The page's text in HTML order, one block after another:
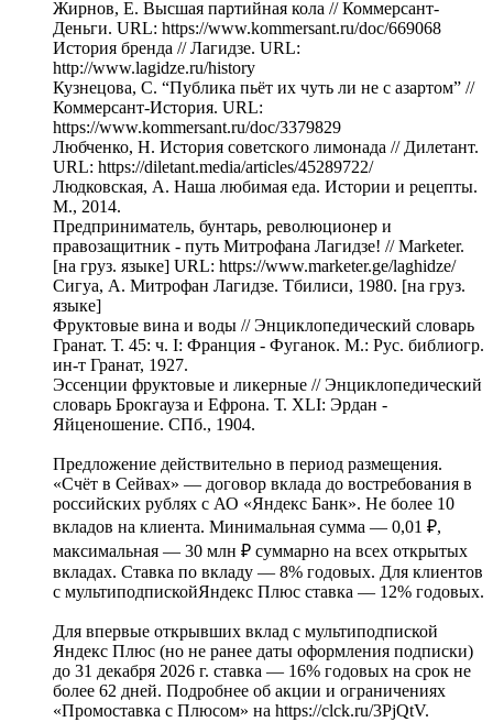
Жирнов, Е. Высшая партийная кола // Коммерсант-
Деньги. URL: https://www.kommersant.ru/doc/669068
История бренда // Лагидзе. URL:
http://www.lagidze.ru/history
Кузнецова, С. “Публика пьёт их чуть ли не с азартом” //
Коммерсант-История. URL:
https://www.kommersant.ru/doc/3379829
Любченко, Н. История советского лимонада // Дилетант.
URL: https://diletant.media/articles/45289722/
Людковская, А. Наша любимая еда. Истории и рецепты.
М., 2014.
Предприниматель, бунтарь, революционер и
правозащитник - путь Митрофана Лагидзе! // Marketer.
[на груз. языке] URL: https://www.marketer.ge/laghidze/
Сигуа, А. Митрофан Лагидзе. Тбилиси, 1980. [на груз.
языке]
Фруктовые вина и воды // Энциклопедический словарь
Гранат. Т. 45: ч. I: Франция - Фуганок. М.: Рус. библиогр.
ин-т Гранат, 1927.
Эссенции фруктовые и ликерные // Энциклопедический
словарь Брокгауза и Ефрона. Т. XLI: Эрдан -
Яйценошение. СПб., 1904.
Предложение действительно в период размещения.
«Счёт в Сейвах» — договор вклада до востребования в
российских рублях с АО «Яндекс Банк». Не более 10
вкладов на клиента. Минимальная сумма — 0,01 ₽,
максимальная — 30 млн ₽ суммарно на всех открытых
вкладах. Ставка по вкладу — 8% годовых. Для клиентов
с мультиподпискойЯндекс Плюс ставка — 12% годовых.
Для впервые открывших вклад с мультиподпиской
Яндекс Плюс (но не ранее даты оформления подписки)
до 31 декабря 2026 г. ставка — 16% годовых на срок не
более 62 дней. Подробнее об акции и ограничениях
«Промоставка с Плюсом» на https://clck.ru/3PjQtV.